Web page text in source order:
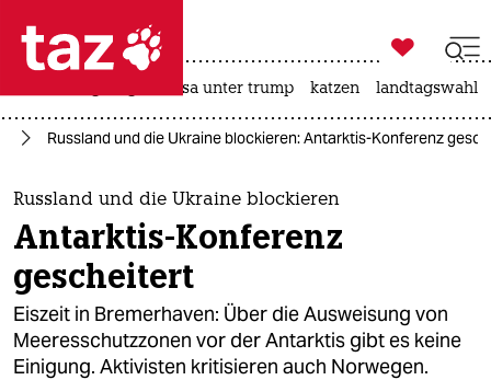
 taz zahl ich
taz zahl ich
themen
politik
öko
gesellschaft

taz zahl ich
usa unter trump katzen landtagswahl
Russland und die Ukraine blockieren: Antarktis-Konferenz
Russland und die Ukraine blockieren
Antarktis-Konferenz
gescheitert
Eiszeit in Bremerhaven: Über die Ausweisung von
Meeresschutzzonen vor der Antarktis gibt es keine
Einigung. Aktivisten kritisieren auch Norwegen.